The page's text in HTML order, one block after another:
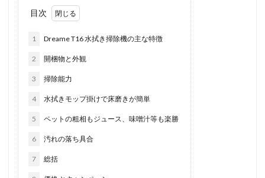
目次
1 Dreame T16 水拭き掃除機の主な特徴
2 開梱物と外観
3 掃除能力
4 水拭きモップ掛けで床磨きが簡単
5 ペットの粗相もジュース、味噌汁等も楽勝
6 汚れの落ち具合
7 総括